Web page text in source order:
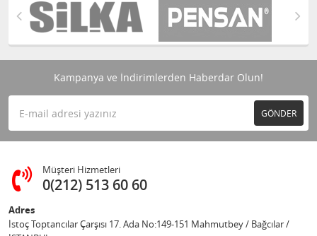
Kampanya ve İndirimlerden Haberdar Olun!
GÖNDER
Müşteri Hizmetleri
0(212) 513 60 60
Adres
İstoç Toptancılar Çarşısı 17. Ada No:149-151 Mahmutbey / Bağcılar /